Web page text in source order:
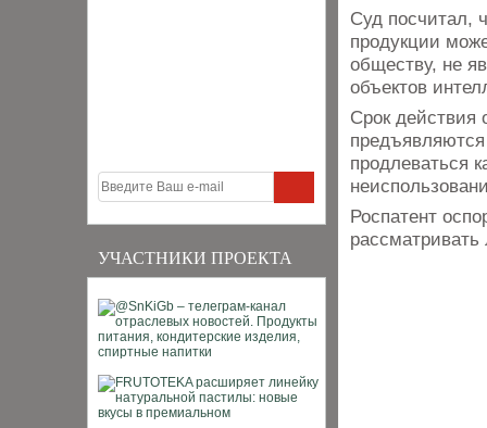
УЧАСТНИКИ ПРОЕКТА
Суд посчитал,
продукции
обществу, не
объектов
Срок действия
продлеваться
Роспатент
рассматривать